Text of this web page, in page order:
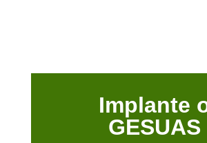
Implante
GESUAS